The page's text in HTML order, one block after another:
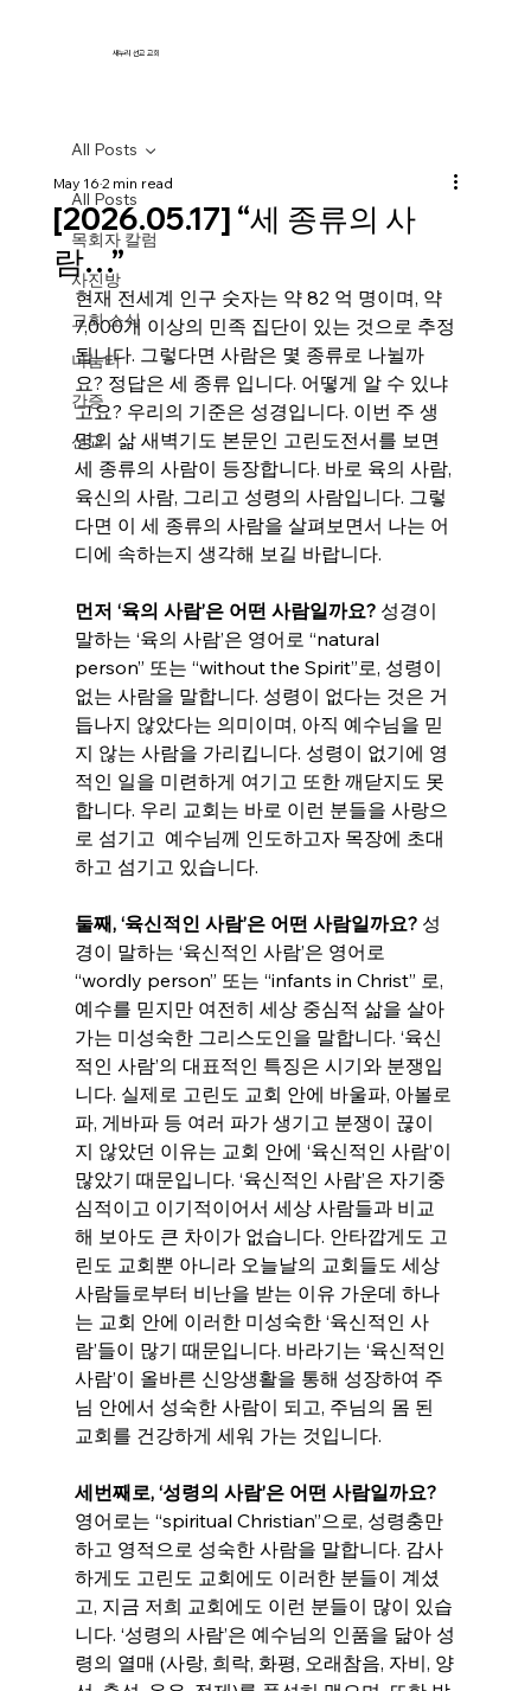
새누리 선교 교회
All Posts
목회자 칼럼
사진방
교회 소식
나눔터
간증
선교
All Posts
[2026.05.17] “세 종류의 사
람…”
May 162 min read
현재 전세계 인구 숫자는 약 82 억 명이며, 약
7,000개 이상의 민족 집단이 있는 것으로 추정
됩니다. 그렇다면 사람은 몇 종류로 나뉠까
요? 정답은 세 종류 입니다. 어떻게 알 수 있냐
고요? 우리의 기준은 성경입니다. 이번 주 생
명의 삶 새벽기도 본문인 고린도전서를 보면
세 종류의 사람이 등장합니다. 바로 육의 사람,
육신의 사람, 그리고 성령의 사람입니다. 그렇
다면 이 세 종류의 사람을 살펴보면서 나는 어
디에 속하는지 생각해 보길 바랍니다.
먼저 ‘육의 사람’은 어떤 사람일까요? 성경이
말하는 ‘육의 사람’은 영어로 “natural
person” 또는 “without the Spirit”로, 성령이
없는 사람을 말합니다. 성령이 없다는 것은 거
듭나지 않았다는 의미이며, 아직 예수님을 믿
지 않는 사람을 가리킵니다. 성령이 없기에 영
적인 일을 미련하게 여기고 또한 깨닫지도 못
합니다. 우리 교회는 바로 이런 분들을 사랑으
로 섬기고  예수님께 인도하고자 목장에 초대
하고 섬기고 있습니다.
둘째, ‘육신적인 사람’은 어떤 사람일까요? 성
경이 말하는 ‘육신적인 사람’은 영어로
“wordly person” 또는 “infants in Christ” 로,
예수를 믿지만 여전히 세상 중심적 삶을 살아
가는 미성숙한 그리스도인을 말합니다. ‘육신
적인 사람’의 대표적인 특징은 시기와 분쟁입
니다. 실제로 고린도 교회 안에 바울파, 아볼로
파, 게바파 등 여러 파가 생기고 분쟁이 끊이
지 않았던 이유는 교회 안에 ‘육신적인 사람’이
많았기 때문입니다. ‘육신적인 사람’은 자기중
심적이고 이기적이어서 세상 사람들과 비교
해 보아도 큰 차이가 없습니다. 안타깝게도 고
린도 교회뿐 아니라 오늘날의 교회들도 세상
사람들로부터 비난을 받는 이유 가운데 하나
는 교회 안에 이러한 미성숙한 ‘육신적인 사
람’들이 많기 때문입니다. 바라기는 ‘육신적인
사람’이 올바른 신앙생활을 통해 성장하여 주
님 안에서 성숙한 사람이 되고, 주님의 몸 된
교회를 건강하게 세워 가는 것입니다.
세번째로, ‘성령의 사람’은 어떤 사람일까요?
영어로는 “spiritual Christian”으로, 성령충만
하고 영적으로 성숙한 사람을 말합니다. 감사
하게도 고린도 교회에도 이러한 분들이 계셨
고, 지금 저희 교회에도 이런 분들이 많이 있습
니다. ‘성령의 사람’은 예수님의 인품을 닮아 성
령의 열매 (사랑, 희락, 화평, 오래참음, 자비, 양